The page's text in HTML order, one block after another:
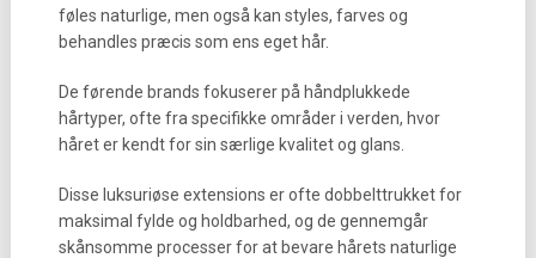
føles naturlige, men også kan styles, farves og
behandles præcis som ens eget hår.
De førende brands fokuserer på håndplukkede
hårtyper, ofte fra specifikke områder i verden, hvor
håret er kendt for sin særlige kvalitet og glans.
Disse luksuriøse extensions er ofte dobbelttrukket for
maksimal fylde og holdbarhed, og de gennemgår
skånsomme processer for at bevare hårets naturlige